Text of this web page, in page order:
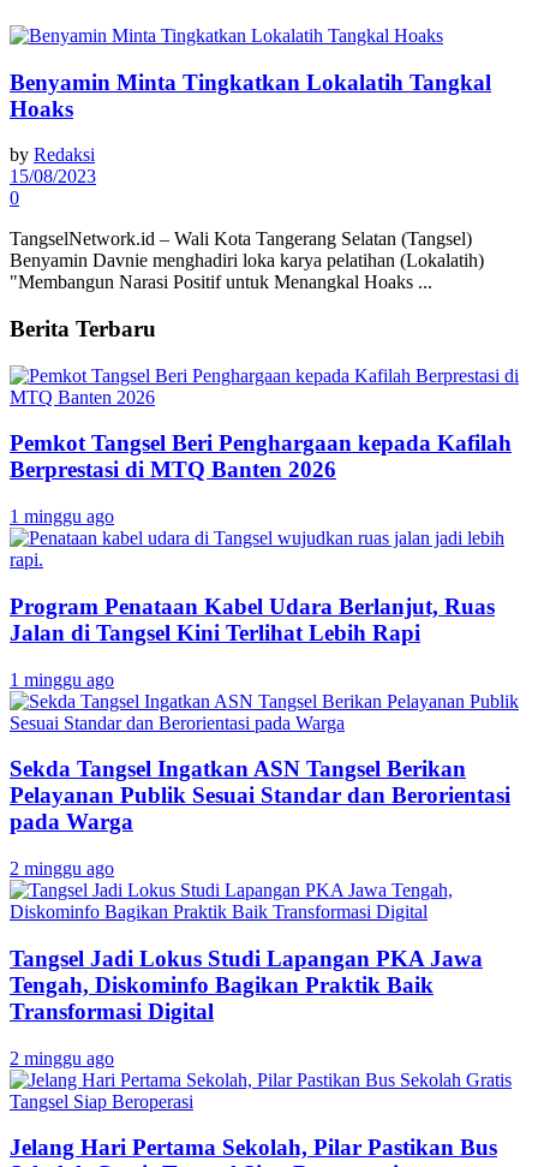
Benyamin Minta Tingkatkan Lokalatih Tangkal
Hoaks
by Redaksi
15/08/2023
0
TangselNetwork.id – Wali Kota Tangerang Selatan (Tangsel)
Benyamin Davnie menghadiri loka karya pelatihan (Lokalatih)
"Membangun Narasi Positif untuk Menangkal Hoaks ...
Berita Terbaru
Pemkot Tangsel Beri Penghargaan kepada Kafilah
Berprestasi di MTQ Banten 2026
1 minggu ago
Program Penataan Kabel Udara Berlanjut, Ruas
Jalan di Tangsel Kini Terlihat Lebih Rapi
1 minggu ago
Sekda Tangsel Ingatkan ASN Tangsel Berikan
Pelayanan Publik Sesuai Standar dan Berorientasi
pada Warga
2 minggu ago
Tangsel Jadi Lokus Studi Lapangan PKA Jawa
Tengah, Diskominfo Bagikan Praktik Baik
Transformasi Digital
2 minggu ago
Jelang Hari Pertama Sekolah, Pilar Pastikan Bus